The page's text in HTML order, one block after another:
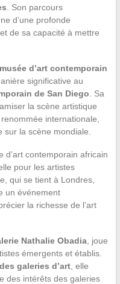
. Son parcours
d’une profonde
de sa capacité à mettre
musée d’art contemporain
significative au
de San Diego . Sa
la scène artistique
internationale,
la scène mondiale.
d’art contemporain africain
pour les artistes
qui se tient à Londres,
un événement
la richesse de l’art
Nathalie Obadia, joue
émergents et établis.
galeries d’art, elle
des intérêts des galeries